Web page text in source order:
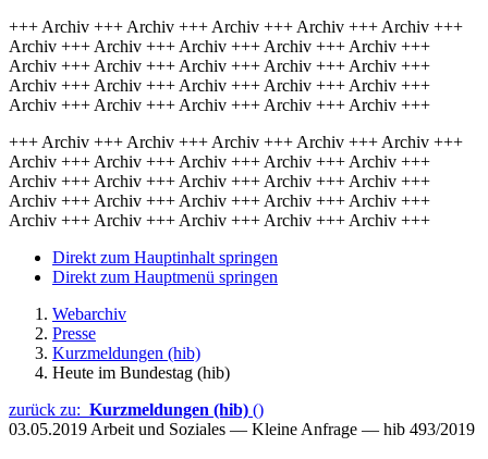
+++ Archiv +++ Archiv +++ Archiv +++ Archiv +++ Archiv +++
Archiv +++ Archiv +++ Archiv +++ Archiv +++ Archiv +++
Archiv +++ Archiv +++ Archiv +++ Archiv +++ Archiv +++
Archiv +++ Archiv +++ Archiv +++ Archiv +++ Archiv +++
Archiv +++ Archiv +++ Archiv +++ Archiv +++ Archiv +++
+++ Archiv +++ Archiv +++ Archiv +++ Archiv +++ Archiv +++
Archiv +++ Archiv +++ Archiv +++ Archiv +++ Archiv +++
Archiv +++ Archiv +++ Archiv +++ Archiv +++ Archiv +++
Archiv +++ Archiv +++ Archiv +++ Archiv +++ Archiv +++
Archiv +++ Archiv +++ Archiv +++ Archiv +++ Archiv +++
Direkt zum Hauptinhalt springen
Direkt zum Hauptmenü springen
Webarchiv
Presse
Kurzmeldungen (hib)
Heute im Bundestag (hib)
zurück zu: Kurzmeldungen (hib) ()
03.05.2019 Arbeit und Soziales — Kleine Anfrage — hib 493/2019